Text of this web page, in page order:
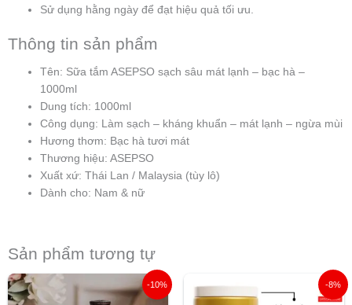
Sử dụng hằng ngày để đạt hiệu quả tối ưu.
Thông tin sản phẩm
Tên: Sữa tắm ASEPSO sạch sâu mát lạnh – bạc hà –
1000ml
Dung tích: 1000ml
Công dụng: Làm sạch – kháng khuẩn – mát lạnh – ngừa mùi
Hương thơm: Bạc hà tươi mát
Thương hiệu: ASEPSO
Xuất xứ: Thái Lan / Malaysia (tùy lô)
Dành cho: Nam & nữ
Sản phẩm tương tự
-10%
hiện
-8%
gốc
hiện